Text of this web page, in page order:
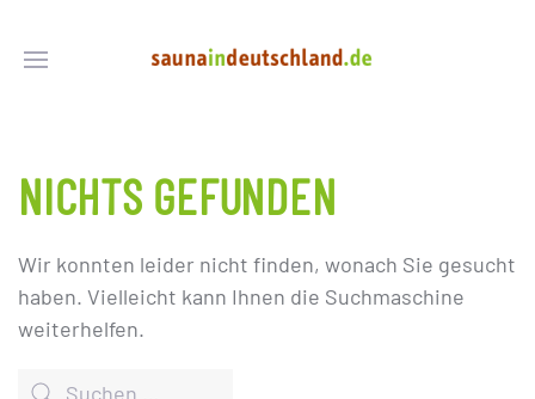
NICHTS GEFUNDEN
Wir konnten leider nicht finden, wonach Sie gesucht
haben. Vielleicht kann Ihnen die Suchmaschine
weiterhelfen.